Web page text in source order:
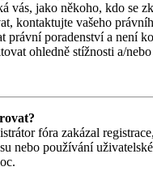
vás, jako někoho, kdo se
kontaktujte vašeho
právní poradenství a není
ohledně stížnosti a/
fóra zakázal
nebo používání